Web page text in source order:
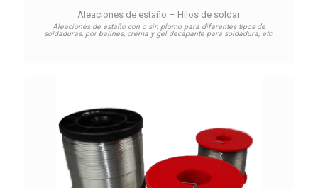
Aleaciones de estaño – Hilos de soldar
Aleaciones de estaño con o sin plomo para diferentes tipos de
soldaduras, por balines, crema y gel decapante para soldadura, etc.